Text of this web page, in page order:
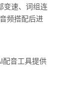
变速、词组连
频搭配后进
配音工具提供